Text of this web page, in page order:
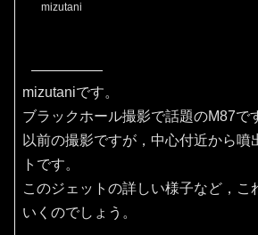
mizutani
mizutaniです。
ブラックホール撮影で話題のM87で
以前の撮影ですが，中心付近から噴
トです。
このジェットの詳しい様子など，こ
いくのでしょう。